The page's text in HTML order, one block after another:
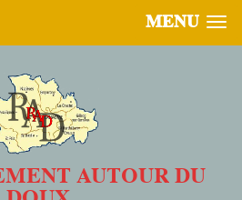
MENU
AUTOUR DU